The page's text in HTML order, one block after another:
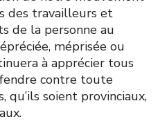
des travailleurs et
de la personne au
méprisée ou
à apprécier tous
contre toute
soient provinciaux,